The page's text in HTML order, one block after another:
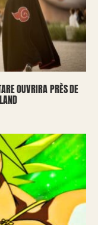
OUVRIRA PRÈS DE